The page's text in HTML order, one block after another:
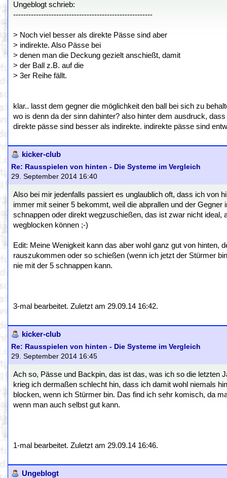
Ungeblogt schrieb:
-------------------------------------------------------
> Noch viel besser als direkte Pässe sind aber
> indirekte. Also Pässe bei
> denen man die Deckung gezielt anschießt, damit
> der Ball z.B. auf die
> 3er Reihe fällt.
klar.. lasst dem gegner die möglichkeit den ball bei sich zu
wo is denn da der sinn dahinter? also hinter dem ausdruck,
direkte pässe sind besser als indirekte. indirekte pässe sind
kicker-club
Re: Rausspielen von hinten - Die Systeme im Vergleich
29. September 2014 16:40
Also bei mir jedenfalls passiert es unglaublich oft, dass ich von
immer mit seiner 5 bekommt, weil die abprallen und der
schnappen oder direkt wegzuschießen, das ist zwar nicht ideal,
wegblocken können ;-)
Edit: Meine Wenigkeit kann das aber wohl ganz gut von hinten,
rauszukommen oder so schießen (wenn ich jetzt der Stürmer
nie mit der 5 schnappen kann.
3-mal bearbeitet. Zuletzt am 29.09.14 16:42.
kicker-club
Re: Rausspielen von hinten - Die Systeme im Vergleich
29. September 2014 16:45
Ach so, Pässe und Backpin, das ist das, was ich so die letzten
krieg ich dermaßen schlecht hin, dass ich damit wohl niemals
blocken, wenn ich Stürmer bin. Das find ich sehr komisch, da
wenn man auch selbst gut kann.
1-mal bearbeitet. Zuletzt am 29.09.14 16:46.
Ungeblogt